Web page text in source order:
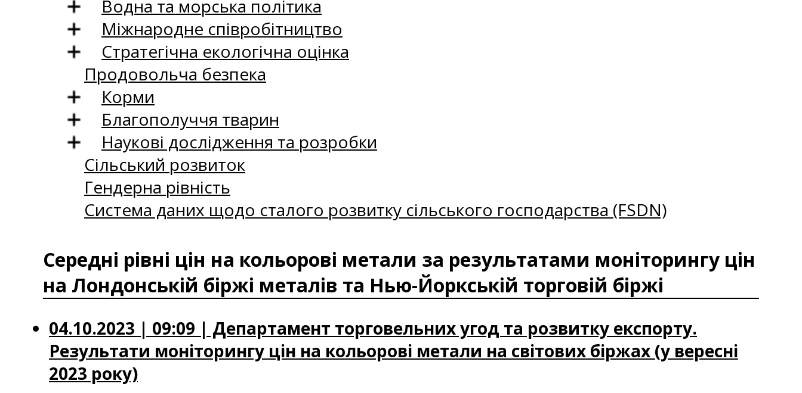
Водна та морська політика
Міжнародне співробітництво
Стратегічна екологічна оцінка
Продовольча безпека
Корми
Благополуччя тварин
Наукові дослідження та розробки
Сільський розвиток
Гендерна рівність
Система даних щодо сталого розвитку сільського господарства (FSDN)
Середні рівні цін на кольорові метали за результатами моніторингу цін
на Лондонській біржі металів та Нью-Йоркській торговій біржі
04.10.2023 | 09:09 | Департамент торговельних угод та розвитку експорту.
Результати моніторингу цін на кольорові метали на світових біржах (у вересні
2023 року)